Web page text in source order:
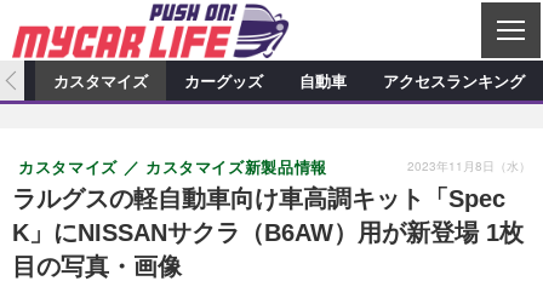
C
L
S
カーオーディオ
プロショップ検索 ショップ訪問記
カーオーディオニュース デモカー製作記
カスタマイズ特集記事 カスタマイズ新製品情報
カスタマイズニュース
カーグッズ
カーグッズ特集記事 カーグッズ新製品情報
自動車
カスタマイズ カーグッズ 自動車 アクセスランキング
ラルグスの軽自動車向け車高調キット「Spec
K」にNISSANサクラ（B6AW）用が新登場 1枚
目の写真・画像
カスタマイズ カスタマイズ新製品情報 2023年11月8日（水）